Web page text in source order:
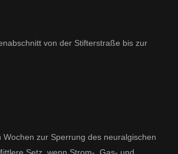
von der Stifterstraße bis zur
zur Sperrung des neuralgischen